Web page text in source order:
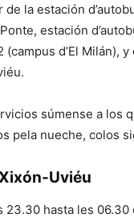
la estación
estación
(campus d’El Milán),
súmense a los
pela nueche, colos
Uviéu
23.30 hasta les 06.30